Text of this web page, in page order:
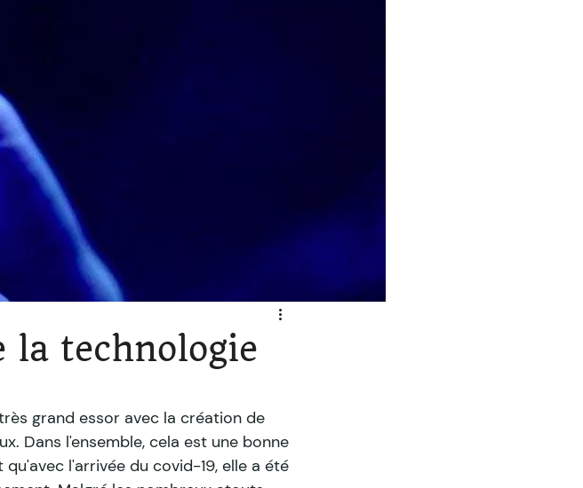
la technologie
grand essor avec la création de
Dans l'ensemble, cela est une bonne
l'arrivée du covid-19, elle a été